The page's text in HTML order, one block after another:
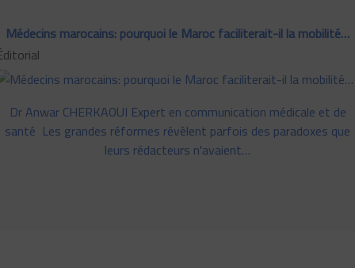
Médecins marocains: pourquoi le Maroc faciliterait-il la mobilité…
Dr Anwar CHERKAOUI Expert en communication médicale et de
santé Les grandes réformes révèlent parfois des paradoxes que
leurs rédacteurs n'avaient…